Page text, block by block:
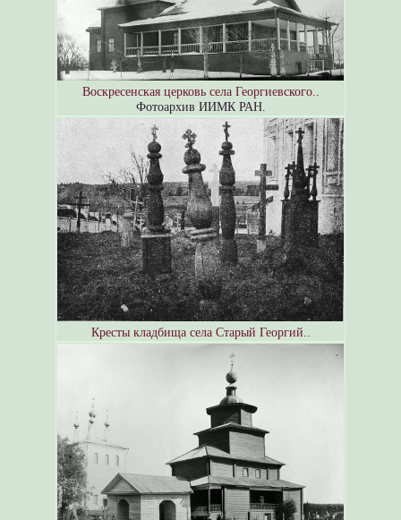
Воскресенская церковь села Георгиевского.
Фотоархив ИИМК РАН.
Кресты кладбища села Старый Георгий.